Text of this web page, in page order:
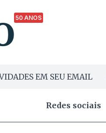
50 ANOS
EM SEU EMAIL
Redes sociais